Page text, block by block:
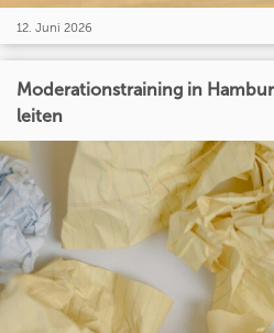
12. Juni 2026
Moderationstraining in
leiten